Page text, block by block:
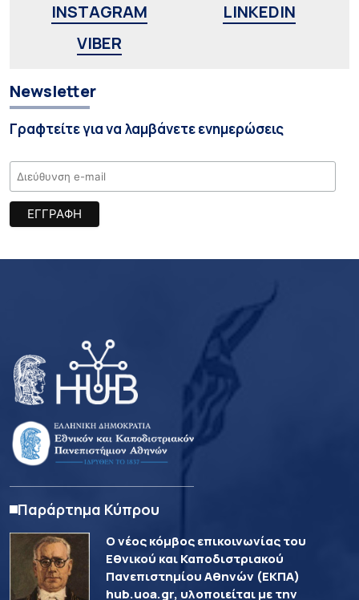
INSTAGRAM
LINKEDIN
VIBER
Newsletter
Γραφτείτε για να λαμβάνετε ενημερώσεις
Παράρτημα Κύπρου
Ο νέος κόμβος επικοινωνίας του
Εθνικού και Καποδιστριακού
Πανεπιστημίου Αθηνών (ΕΚΠΑ)
hub.uoa.gr, υλοποιείται με την